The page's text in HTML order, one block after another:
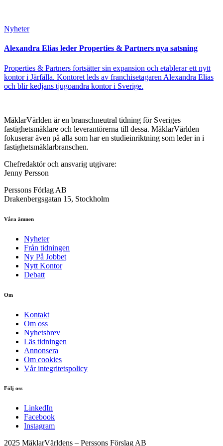
Nyheter
Alexandra Elias leder Properties & Partners nya satsning
Properties & Partners fortsätter sin expansion och etablerar ett nytt
kontor i Järfälla. Kontoret leds av franchisetagaren Alexandra Elias
och blir kedjans tjugoandra kontor i Sverige.
MäklarVärlden är en branschneutral tidning för Sveriges
fastighetsmäklare och leverantörerna till dessa. MäklarVärlden
fokuserar även på alla som har en studieinriktning som leder in i
fastighetsmäklarbranschen.
Chefredaktör och ansvarig utgivare:
Jenny Persson
Perssons Förlag AB
Drakenbergsgatan 15, Stockholm
Våra ämnen
Nyheter
Från tidningen
Ny På Jobbet
Nytt Kontor
Debatt
Om
Kontakt
Om oss
Nyhetsbrev
Läs tidningen
Annonsera
Om cookies
Vår integritetspolicy
Följ oss
LinkedIn
Facebook
Instagram
2025 MäklarVärldens – Perssons Förslag AB